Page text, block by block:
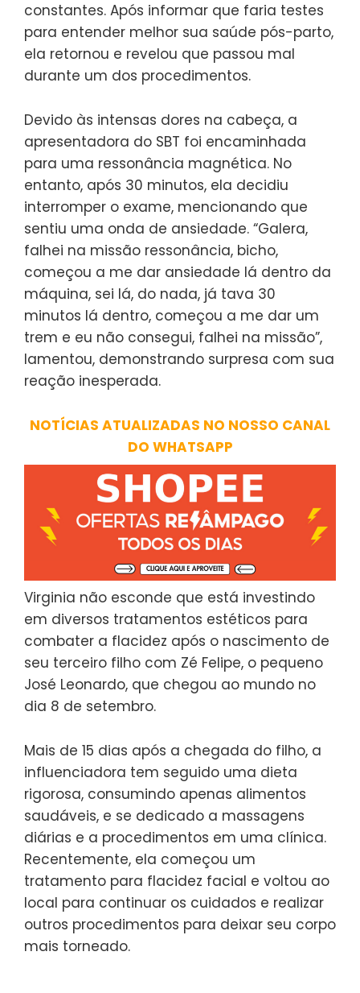
constantes. Após informar que faria testes
para entender melhor sua saúde pós-parto,
ela retornou e revelou que passou mal
durante um dos procedimentos.
Devido às intensas dores na cabeça, a
apresentadora do SBT foi encaminhada
para uma ressonância magnética. No
entanto, após 30 minutos, ela decidiu
interromper o exame, mencionando que
sentiu uma onda de ansiedade. “Galera,
falhei na missão ressonância, bicho,
começou a me dar ansiedade lá dentro da
máquina, sei lá, do nada, já tava 30
minutos lá dentro, começou a me dar um
trem e eu não consegui, falhei na missão”,
lamentou, demonstrando surpresa com sua
reação inesperada.
NOTÍCIAS ATUALIZADAS NO NOSSO CANAL
DO WHATSAPP
Virginia não esconde que está investindo
em diversos tratamentos estéticos para
combater a flacidez após o nascimento de
seu terceiro filho com Zé Felipe, o pequeno
José Leonardo, que chegou ao mundo no
dia 8 de setembro.
Mais de 15 dias após a chegada do filho, a
influenciadora tem seguido uma dieta
rigorosa, consumindo apenas alimentos
saudáveis, e se dedicado a massagens
diárias e a procedimentos em uma clínica.
Recentemente, ela começou um
tratamento para flacidez facial e voltou ao
local para continuar os cuidados e realizar
outros procedimentos para deixar seu corpo
mais torneado.